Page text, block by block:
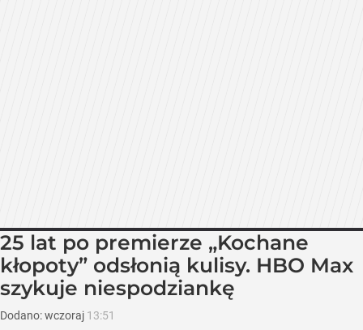
25 lat po premierze „Kochane
kłopoty” odsłonią kulisy. HBO Max
szykuje niespodziankę
Dodano:wczoraj 13:51